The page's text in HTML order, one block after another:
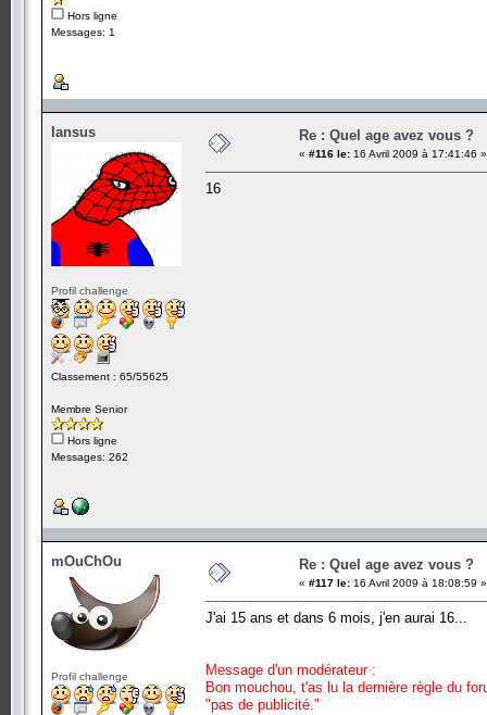
Hors ligne
Messages: 1
Iansus
Profil challenge
Classement : 65/55625
Membre Senior
Hors ligne
Messages: 262
Re : Quel age avez vous ?
« #116 le: 16 Avril 2009 à 17:41:46 »
16
mOuChOu
Profil challenge
Re : Quel age avez vous ?
« #117 le: 16 Avril 2009 à 18:08:59 »
J'ai 15 ans et dans 6 mois, j'en aurai 16...
Message d'un modérateur :
Bon mouchou, t'as lu la dernière règle du
"pas de publicité."